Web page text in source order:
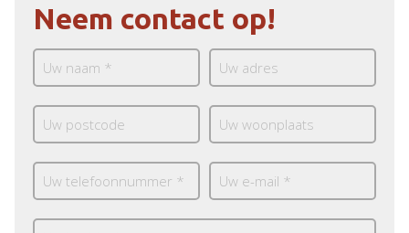
Neem contact op!